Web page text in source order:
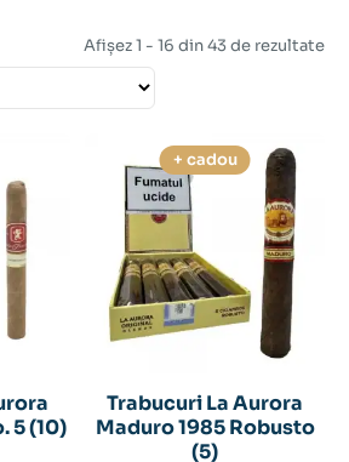
Afișez 1 - 16 din 43 de rezultate
5 (10)
+ cadou
Trabucuri La Aurora
Maduro 1985 Robusto
(5)